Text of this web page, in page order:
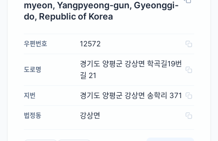
myeon, Yangpyeong-gun, Gyeonggi-
do, Republic of Korea
우편번호 12572
도로명
경기도 양평군 강상면 학곡길19번
길 21
지번 경기도 양평군 강상면 송학리 371
법정동 강상면